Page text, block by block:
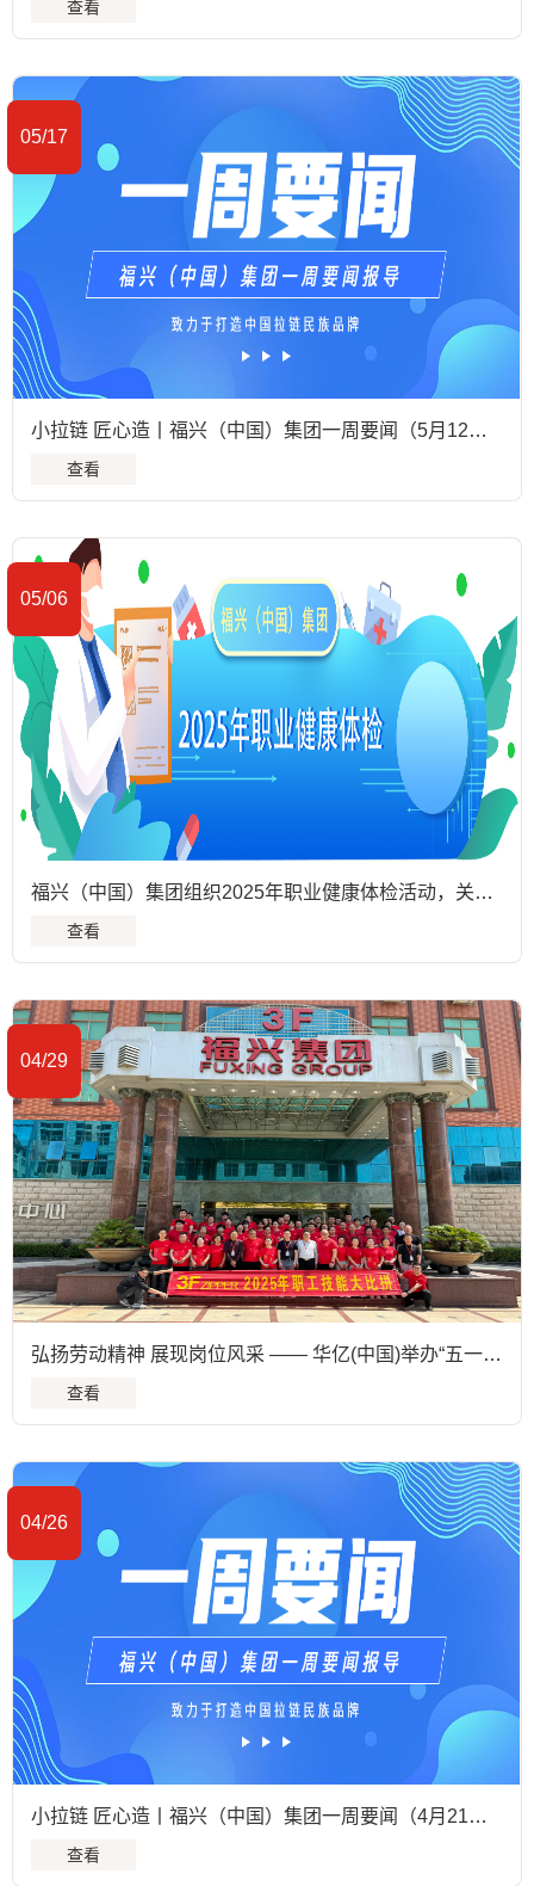
查看
05/17
小拉链 匠心造丨福兴（中国）集团一周要闻（5月12日至5月17日）
查看
05/06
福兴（中国）集团组织2025年职业健康体检活动，关爱员工健康
查看
04/29
弘扬劳动精神 展现岗位风采 —— 华亿(中国)举办“五一职工技能竞赛”
查看
04/26
小拉链 匠心造丨福兴（中国）集团一周要闻（4月21日至4月26日）
查看